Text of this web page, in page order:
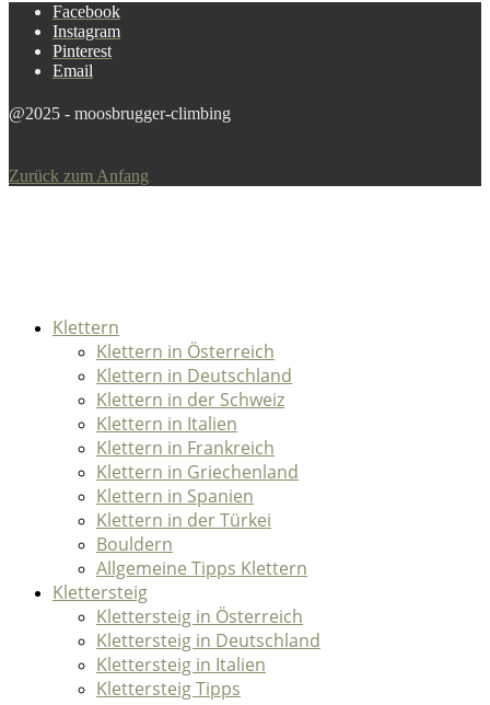
Facebook
Instagram
Pinterest
Email
@2025 - moosbrugger-climbing
Zurück zum Anfang
Klettern
Klettern in Österreich
Klettern in Deutschland
Klettern in der Schweiz
Klettern in Italien
Klettern in Frankreich
Klettern in Griechenland
Klettern in Spanien
Klettern in der Türkei
Bouldern
Allgemeine Tipps Klettern
Klettersteig
Klettersteig in Österreich
Klettersteig in Deutschland
Klettersteig in Italien
Klettersteig Tipps